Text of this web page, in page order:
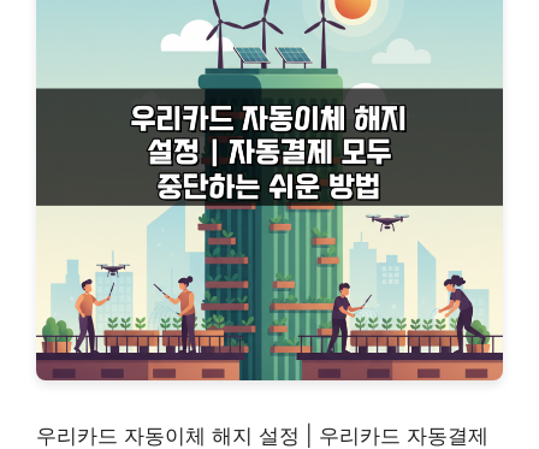
우리카드 자동이체 해지 설정 | 우리카드 자동결제